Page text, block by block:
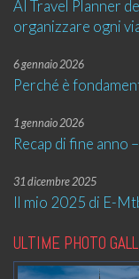
AI Travel Planner
organizzare ogni
6 gennaio 2026
Perché è
1 gennaio 2026
Recap di fine anno
31 dicembre 2025
Il mio 2025 di E-
ULTIME PHOTO